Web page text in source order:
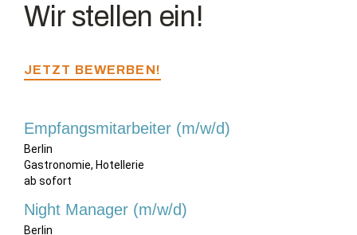
Wir stellen ein!
JETZT BEWERBEN!